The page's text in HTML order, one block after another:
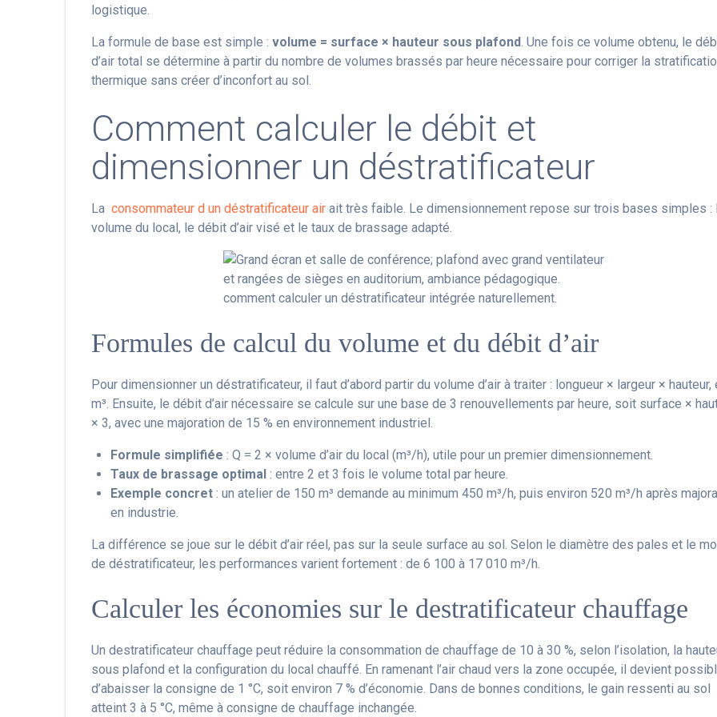
logistique.
La formule de base est simple :volume = surface × hauteur sous plafond . Une fois ce volume obtenu, le
d’air total se détermine à partir du nombre de volumes brassés par heure nécessaire pour corriger la
thermique sans créer d’inconfort au sol.
Comment calculer le débit et
dimensionner un déstratificateur
Laconsommateur d un déstratificateur air ait très faible. Le dimensionnement repose sur trois bases simples :
volume du local, le débit d’air visé et le taux de brassage adapté.
Formules de calcul du volume et du débit d’air
Pour dimensionner un déstratificateur, il faut d’abord partir du volume d’air à traiter : longueur × largeur × hauteur,
m³. Ensuite, le débit d’air nécessaire se calcule sur une base de 3 renouvellements par heure, soit surface ×
× 3, avec une majoration de 15 % en environnement industriel.
Formule simplifiée : Q = 2 × volume d’air du local (m³/h), utile pour un premier dimensionnement.
Taux de brassage optimal : entre 2 et 3 fois le volume total par heure.
Exemple concret : un atelier de 150 m³ demande au minimum 450 m³/h, puis environ 520 m³/h après
en industrie.
La différence se joue sur le débit d’air réel, pas sur la seule surface au sol. Selon le diamètre des pales et le
de déstratificateur, les performances varient fortement : de 6 100 à 17 010 m³/h.
Calculer les économies sur le destratificateur chauffage
Un destratificateur chauffage peut réduire la consommation de chauffage de 10 à 30 %, selon l’isolation, la
sous plafond et la configuration du local chauffé. En ramenant l’air chaud vers la zone occupée, il devient
d’abaisser la consigne de 1 °C, soit environ 7 % d’économie. Dans de bonnes conditions, le gain ressenti au sol
atteint 3 à 5 °C, même à consigne de chauffage inchangée.